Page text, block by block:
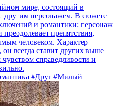
мире, состоящий в
другим персонажем. В сюжете
и романтики: персонаж
преодолевает препятствия,
человеком. Характер
всегда ставит других выше
справедливости и
#Друг #Милый